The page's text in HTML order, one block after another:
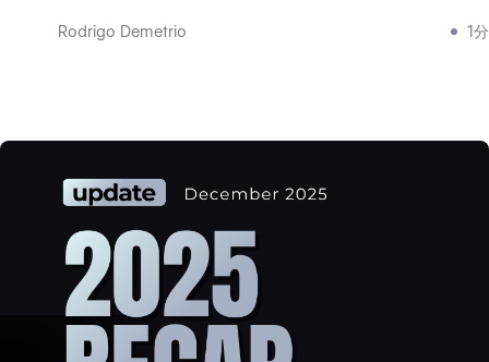
Rodrigo Demetrio 1分